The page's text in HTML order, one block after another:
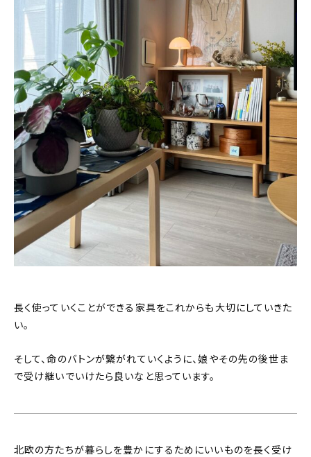
長く使っていくことができる家具をこれからも大切にしていきた
い。
そして、命のバトンが繋がれていくように、娘やその先の後世ま
で受け継いでいけたら良いなと思っています。
北欧の方たちが暮らしを豊かにするためにいいものを長く受け